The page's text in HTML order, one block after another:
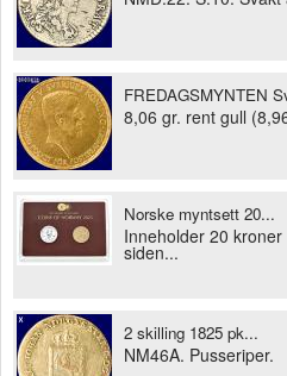
FREDAGSMYNTEN
8,06 gr. rent gull
Norske myntsett 20...
Inneholder 20
siden...
2 skilling 1825 pk...
NM46A. Pusseriper.